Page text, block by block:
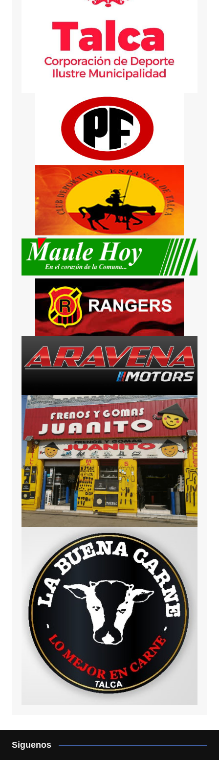
Siguenos